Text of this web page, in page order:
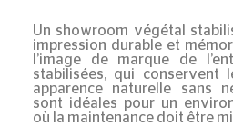
Un showroom végétal
impression durable et
l’image de marque de
stabilisées, qui conservent
apparence naturelle sans
sont idéales pour un
où la maintenance doit être